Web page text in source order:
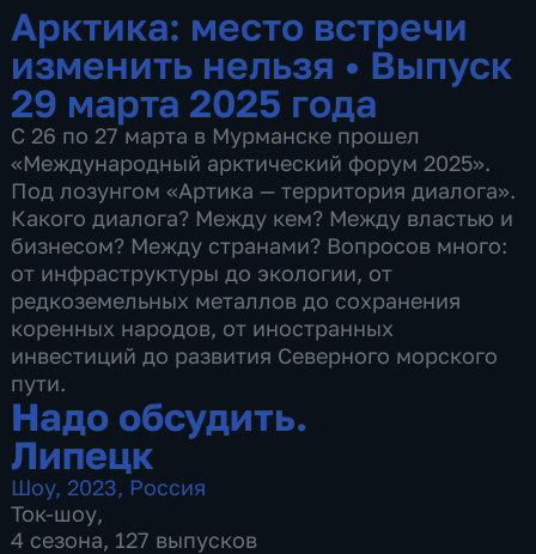
Арктика: место встречи
изменить нельзя • Выпуск
29 марта 2025 года
C 26 по 27 марта в Мурманске прошел
«Международный арктический форум 2025».
Под лозунгом «Артика — территория диалога».
Какого диалога? Между кем? Между властью и
бизнесом? Между странами? Вопросов много:
от инфраструктуры до экологии, от
редкоземельных металлов до сохранения
коренных народов, от иностранных
инвестиций до развития Северного морского
пути.
Надо обсудить.
Липецк
Шоу, 2023, Россия
Ток-шоу,
4 сезона, 127 выпусков